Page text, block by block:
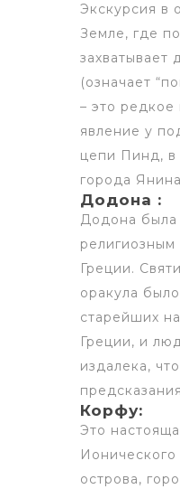
Экскурсия в
Земле, где
захватывает
(означает
– это редкое
явление у
цепи Пинд, в
города Янина
Додона :
Додона
Греции.
оракула
старейших
Греции, и
издалека,
Корфу:
Это
острова,